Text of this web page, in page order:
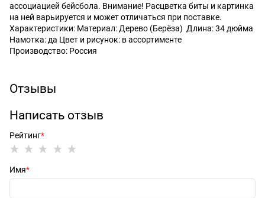
ассоциацией бейсбола. Внимание! Расцветка биты и картинка
на ней варьируется и может отличаться при поставке.
Характеристики: Материал: Дерево (Берёза) Длина: 34 дюйма
Намотка: да Цвет и рисунок: в ассортименте
Производство: Россия
Отзывы
Написать отзыв
Рейтинг
Имя